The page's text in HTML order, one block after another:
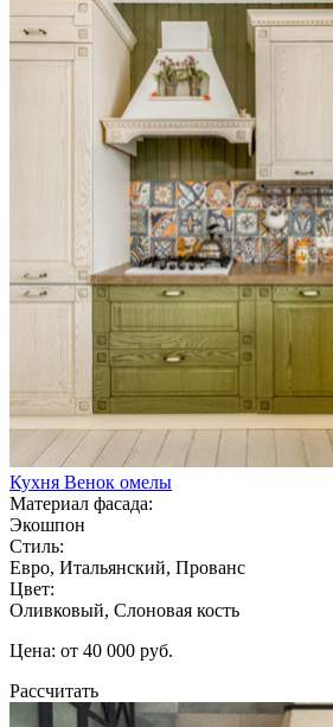
Кухня Венок омелы
Материал фасада:
Экошпон
Стиль:
Евро, Итальянский, Прованс
Цвет:
Оливковый, Слоновая кость
Цена: от 40 000 руб.
Рассчитать